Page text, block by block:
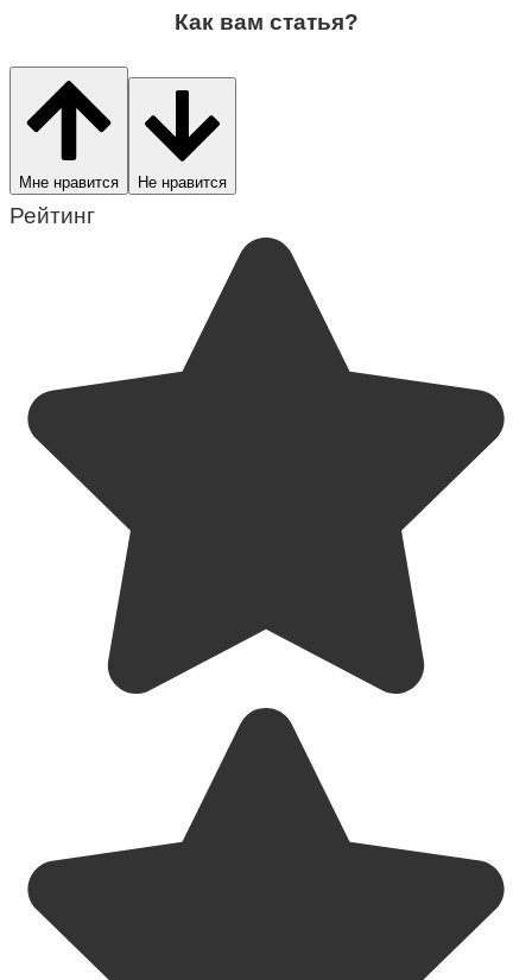
Как вам статья?
Мне нравится Не нравится
Рейтинг